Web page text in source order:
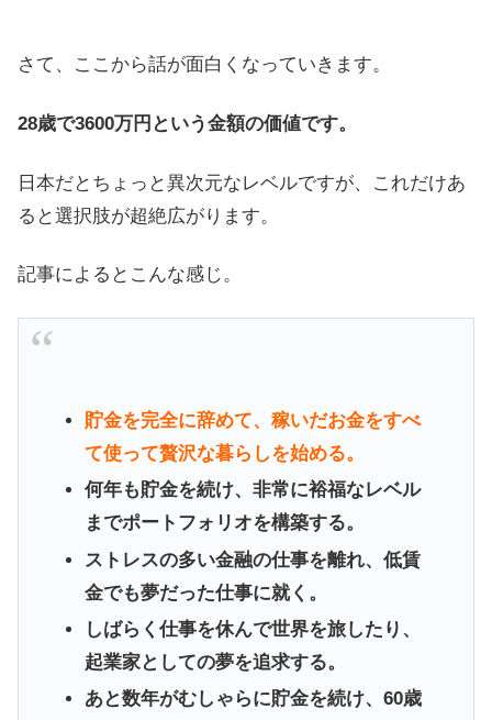
さて、ここから話が面白くなっていきます。
28歳で3600万円という金額の価値です。
日本だとちょっと異次元なレベルですが、これだけあ
ると選択肢が超絶広がります。
記事によるとこんな感じ。
貯金を完全に辞めて、稼いだお金をすべ
て使って贅沢な暮らしを始める。
何年も貯金を続け、非常に裕福なレベル
までポートフォリオを構築する。
ストレスの多い金融の仕事を離れ、低賃
金でも夢だった仕事に就く。
しばらく仕事を休んで世界を旅したり、
起業家としての夢を追求する。
あと数年がむしゃらに貯金を続け、60歳